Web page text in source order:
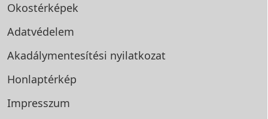
Okostérképek
Adatvédelem
Akadálymentesítési nyilatkozat
Honlaptérkép
Impresszum